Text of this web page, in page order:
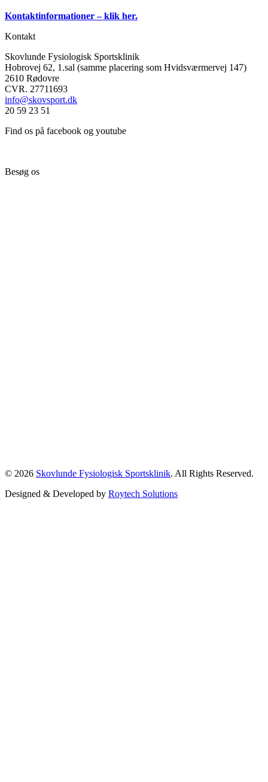
Kontaktinformationer – klik her.
Kontakt
Skovlunde Fysiologisk Sportsklinik
Hobrovej 62, 1.sal (samme placering som Hvidsværmervej 147)
2610 Rødovre
CVR. 27711693
info@skovsport.dk
20 59 23 51
Find os på facebook og youtube
Besøg os
© 2026 Skovlunde Fysiologisk Sportsklinik. All Rights Reserved.
Designed & Developed by Roytech Solutions